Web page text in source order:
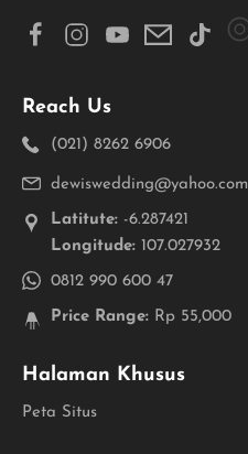
Reach Us
(021) 8262 6906
dewiswedding@yahoo.com
Latitute: -6.287421
Longitude: 107.027932
0812 990 600 47
Price Range: Rp 55,000
Halaman Khusus
Peta Situs